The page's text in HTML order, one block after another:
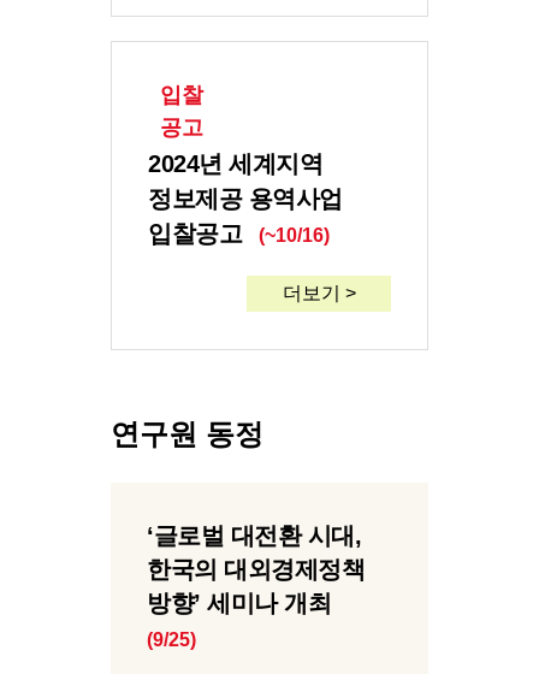
입찰
공고
2024년 세계지역
정보제공 용역사업
입찰공고
(~10/16)
더보기 >
연구원 동정
‘글로벌 대전환 시대,
한국의 대외경제정책
방향’ 세미나 개최
(9/25)